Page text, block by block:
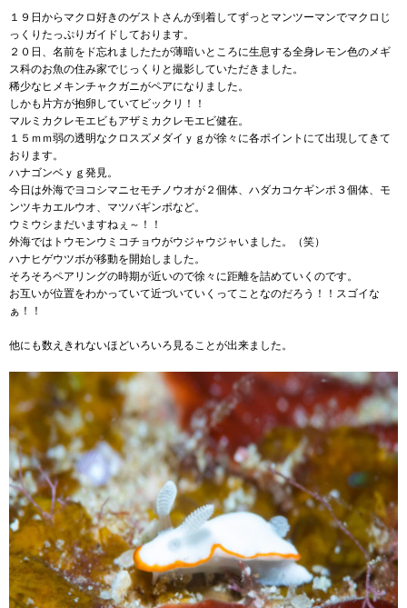
１９日からマクロ好きのゲストさんが到着してずっとマンツーマンでマクロじ
っくりたっぷりガイドしております。
２０日、名前をド忘れましたたが薄暗いところに生息する全身レモン色のメギ
ス科のお魚の住み家でじっくりと撮影していただきました。
稀少なヒメキンチャクガニがペアになりました。
しかも片方が抱卵していてビックリ！！
マルミカクレモエビもアザミカクレモエビ健在。
１５ｍｍ弱の透明なクロスズメダイｙｇが徐々に各ポイントにて出現してきて
おります。
ハナゴンベｙｇ発見。
今日は外海でヨコシマニセモチノウオが２個体、ハダカコケギンポ３個体、モ
ンツキカエルウオ、マツバギンポなど。
ウミウシまだいますねぇ～！！
外海ではトウモンウミコチョウがウジャウジャいました。（笑）
ハナヒゲウツボが移動を開始しました。
そろそろペアリングの時期が近いので徐々に距離を詰めていくのです。
お互いが位置をわかっていて近づいていくってことなのだろう！！スゴイな
ぁ！！
他にも数えきれないほどいろいろ見ることが出来ました。